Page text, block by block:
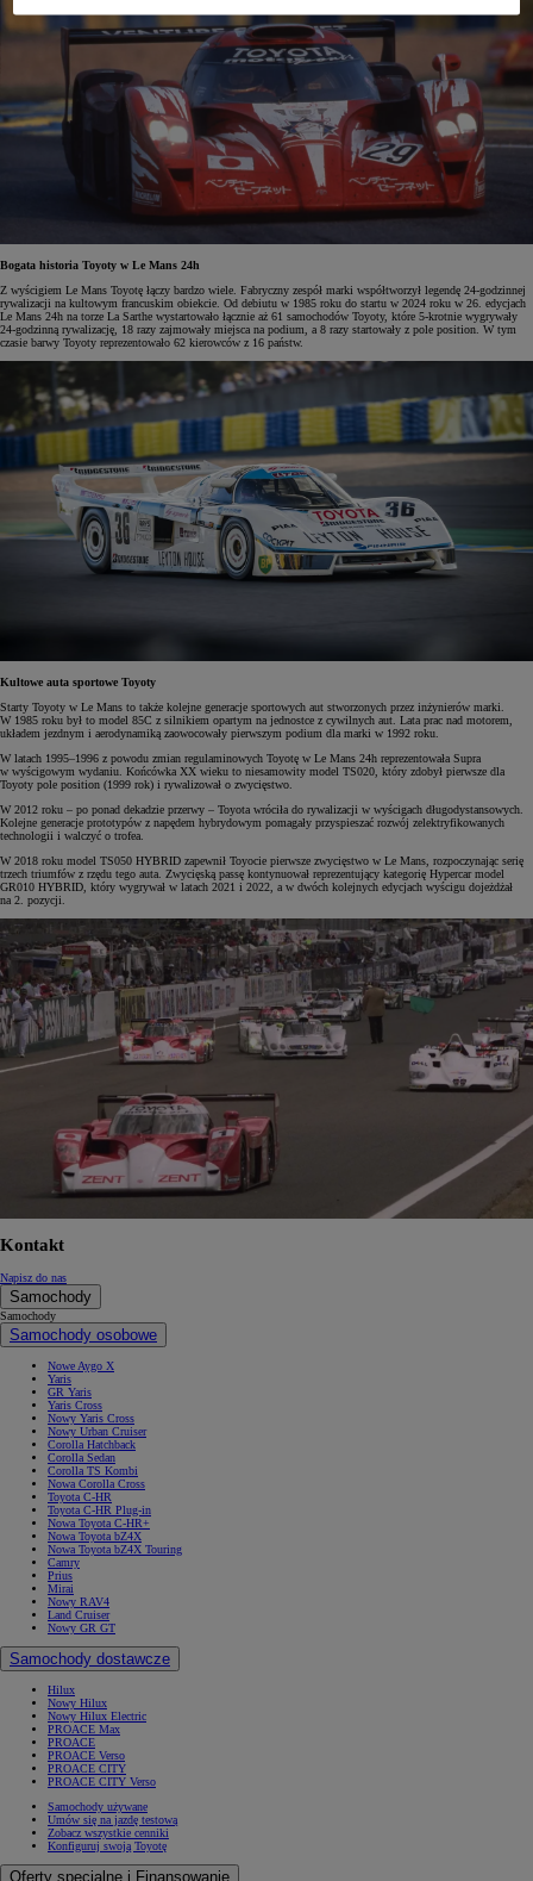
Bogata historia Toyoty w Le Mans 24h
Z wyścigiem Le Mans Toyotę łączy bardzo wiele. Fabryczny zespół marki współtworzył legendę 24-godzinnej
rywalizacji na kultowym francuskim obiekcie. Od debiutu w 1985 roku do startu w 2024 roku w 26. edycjach
Le Mans 24h na torze La Sarthe wystartowało łącznie aż 61 samochodów Toyoty, które 5-krotnie wygrywały
24-godzinną rywalizację, 18 razy zajmowały miejsca na podium, a 8 razy startowały z pole position. W tym
czasie barwy Toyoty reprezentowało 62 kierowców z 16 państw.
Kultowe auta sportowe Toyoty
Starty Toyoty w Le Mans to także kolejne generacje sportowych aut stworzonych przez inżynierów marki.
W 1985 roku był to model 85C z silnikiem opartym na jednostce z cywilnych aut. Lata prac nad motorem,
układem jezdnym i aerodynamiką zaowocowały pierwszym podium dla marki w 1992 roku.
W latach 1995–1996 z powodu zmian regulaminowych Toyotę w Le Mans 24h reprezentowała Supra
w wyścigowym wydaniu. Końcówka XX wieku to niesamowity model TS020, który zdobył pierwsze dla
Toyoty pole position (1999 rok) i rywalizował o zwycięstwo.
W 2012 roku – po ponad dekadzie przerwy – Toyota wróciła do rywalizacji w wyścigach długodystansowych.
Kolejne generacje prototypów z napędem hybrydowym pomagały przyspieszać rozwój zelektryfikowanych
technologii i walczyć o trofea.
W 2018 roku model TS050 HYBRID zapewnił Toyocie pierwsze zwycięstwo w Le Mans, rozpoczynając serię
trzech triumfów z rzędu tego auta. Zwycięską passę kontynuował reprezentujący kategorię Hypercar model
GR010 HYBRID, który wygrywał w latach 2021 i 2022, a w dwóch kolejnych edycjach wyścigu dojeżdżał
na 2. pozycji.
Kontakt
Napisz do nas
Samochody
Samochody
Samochody osobowe
Nowe Aygo X
Yaris
GR Yaris
Yaris Cross
Nowy Yaris Cross
Nowy Urban Cruiser
Corolla Hatchback
Corolla Sedan
Corolla TS Kombi
Nowa Corolla Cross
Toyota C-HR
Toyota C-HR Plug-in
Nowa Toyota C-HR+
Nowa Toyota bZ4X
Nowa Toyota bZ4X Touring
Camry
Prius
Mirai
Nowy RAV4
Land Cruiser
Nowy GR GT
Samochody dostawcze
Hilux
Nowy Hilux
Nowy Hilux Electric
PROACE Max
PROACE
PROACE Verso
PROACE CITY
PROACE CITY Verso
Samochody używane
Umów się na jazdę testową
Zobacz wszystkie cenniki
Konfiguruj swoją Toyotę
Oferty specjalne i Finansowanie